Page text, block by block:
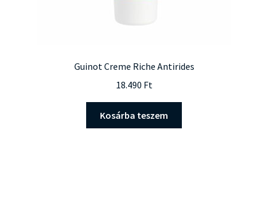
Guinot Creme Riche Antirides
18.490 Ft
Kosárba teszem